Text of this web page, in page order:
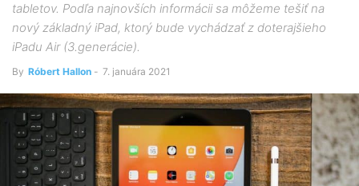
tabletov. Podľa najnovších informácii sa môžeme tešiť na
nový základný iPad, ktorý bude vychádzať z doterajšieho
iPadu Air (3.generácie).
By Róbert Hallon - 7. januára 2021